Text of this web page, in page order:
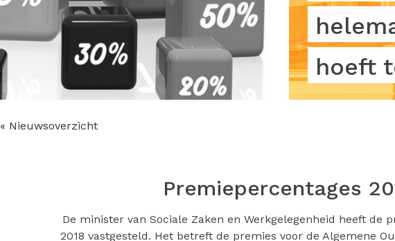
hoeft
« Nieuwsoverzicht
Premiepercentages
De minister van Sociale Zaken en Werkgelegenheid heeft de
2018 vastgesteld. Het betreft de premies voor de Algemene